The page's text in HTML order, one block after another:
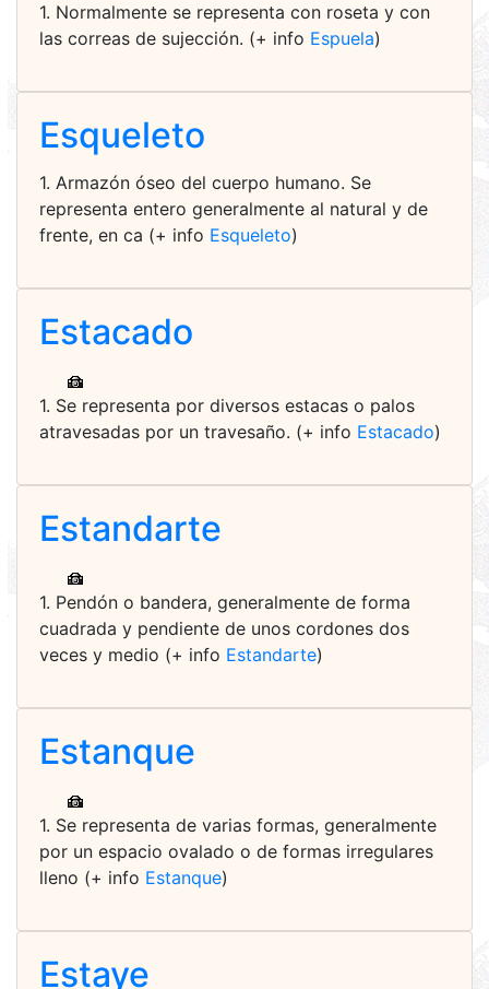
1. Normalmente se representa con roseta y con
las correas de sujección. (+ info Espuela)
Esqueleto
1. Armazón óseo del cuerpo humano. Se
representa entero generalmente al natural y de
frente, en ca (+ info Esqueleto)
Estacado
1. Se representa por diversos estacas o palos
atravesadas por un travesaño. (+ info Estacado)
Estandarte
1. Pendón o bandera, generalmente de forma
cuadrada y pendiente de unos cordones dos
veces y medio (+ info Estandarte)
Estanque
1. Se representa de varias formas, generalmente
por un espacio ovalado o de formas irregulares
lleno (+ info Estanque)
Estaye